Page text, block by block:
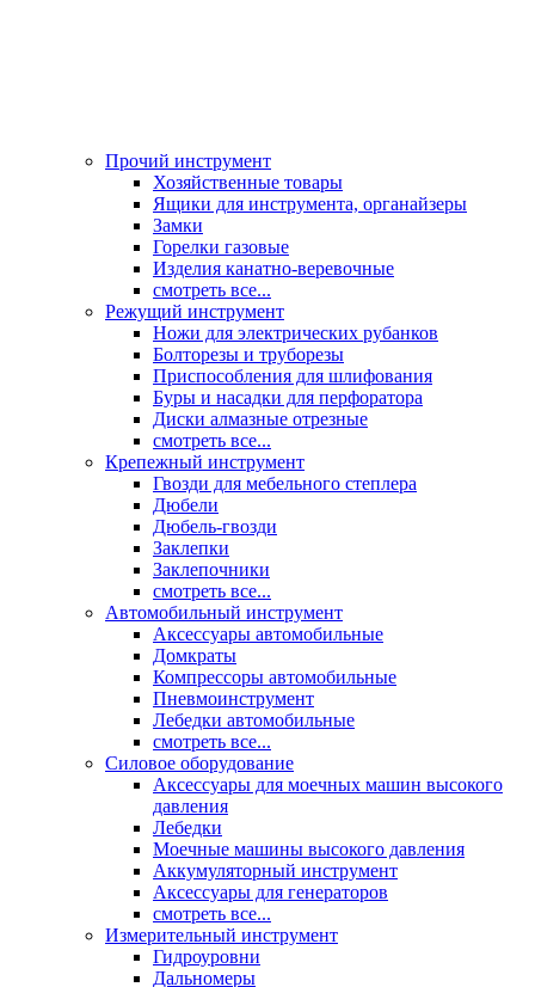
Прочий инструмент
Хозяйственные товары
Ящики для инструмента, органайзеры
Замки
Горелки газовые
Изделия канатно-веревочные
смотреть все...
Режущий инструмент
Ножи для электрических рубанков
Болторезы и труборезы
Приспособления для шлифования
Буры и насадки для перфоратора
Диски алмазные отрезные
смотреть все...
Крепежный инструмент
Гвозди для мебельного степлера
Дюбели
Дюбель-гвозди
Заклепки
Заклепочники
смотреть все...
Автомобильный инструмент
Аксессуары автомобильные
Домкраты
Компрессоры автомобильные
Пневмоинструмент
Лебедки автомобильные
смотреть все...
Силовое оборудование
Аксессуары для моечных машин высокого
давления
Лебедки
Моечные машины высокого давления
Аккумуляторный инструмент
Аксессуары для генераторов
смотреть все...
Измерительный инструмент
Гидроуровни
Дальномеры